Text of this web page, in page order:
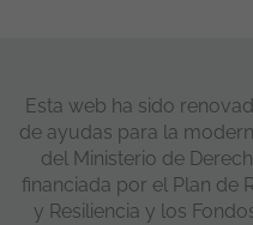
Esta web ha sido
de ayudas para la
del Ministerio de
financiada por el Plan de
y Resiliencia y los